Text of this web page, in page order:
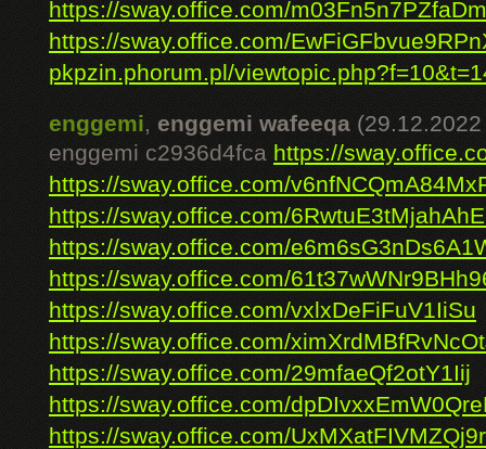
https://sway.office.com/
https://sway.office.com/
pkpzin.phorum.pl/
enggemi, enggemi wafeeqa
enggemi c2936d4fca https://
https://sway.office.com/
https://sway.office.com/
https://sway.office.com/
https://sway.office.com/
https://sway.office.com/vxlxDeFiFuV1IiSu
https://sway.office.com/
https://sway.office.com/29mfaeQf2otY1Iij
https://sway.office.com/
https://sway.office.com/